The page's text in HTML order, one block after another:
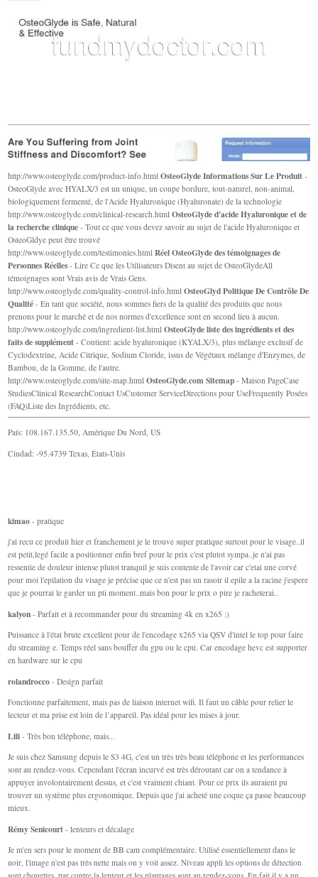
http://www.osteoglyde.com/product-info.htmlOsteoGlyde Informations Sur Le Produit -
OsteoGlyde avec HYALX/3 est un unique, un coupe bordure, tout-naturel, non-animal,
biologiquement fermenté, de l'Acide Hyaluronique (Hyaluronate) de la technologie
http://www.osteoglyde.com/clinical-research.htmlOsteoGlyde d'acide Hyaluronique et de
la recherche clinique - Tout ce que vous devez savoir au sujet de l'acide Hyaluronique et
OsteoGldye peut être trouvé
http://www.osteoglyde.com/testimonies.htmlRéel OsteoGlyde des témoignages de
Personnes Réelles - Lire Ce que les Utilisateurs Disent au sujet de OsteoGlydeAll
témoignages sont Vrais avis de Vrais Gens.
http://www.osteoglyde.com/quality-control-info.htmlOsteoGlyd Politique De Contrôle De
Qualité - En tant que société, nous sommes fiers de la qualité des produits que nous
prenons pour le marché et de nos normes d'excellence sont en second lieu à aucun.
http://www.osteoglyde.com/ingredient-list.htmlOsteoGlyde liste des ingrédients et des
faits de supplément - Contient: acide hyaluronique (KYALX/3), plus mélange exclusif de
Cyclodextrine, Acide Citrique, Sodium Cloride, issus de Végétaux mélange d'Enzymes, de
Bambou, de la Gomme, de l'autre.
http://www.osteoglyde.com/site-map.htmlOsteoGlyde.com Sitemap - Maison PageCase
StudiesClinical ResearchContact UsCustomer ServiceDirections pour UseFrequently Posées
(FAQ)Liste des Ingrédients, etc.
País: 108.167.135.50, Amérique Du Nord, US
Ciudad: -95.4739 Texas, États-Unis
kimao - pratique
j'ai recu ce produit hier et franchement je le trouve super pratique surtout pour le visage..il
est petit,legé facile a positionner enfin bref pour le prix c'est plutot sympa..je n'ai pas
ressentie de douleur intense plutot tranquil je suis contente de l'avoir car c'etai une corvé
pour moi l'epilation du visage je précise que ce n'est pas un rasoir il epile a la racine j'espere
que je pourrai le garder un pti moment..mais bon pour le prix o pire je racheterai..
kalyon - Parfait et à recommander pour du streaming 4k en x265 :)
Puissance à l'état brute excellent pour de l'encodage x265 via QSV d'intel le top pour faire
du streaming e. Temps réel sans bouffer du gpu ou le cpu. Car encodage hevc est supporter
en hardware sur le cpu
rolandrocco - Design parfait
Fonctionne parfaitement, mais pas de liaison internet wifi. Il faut un câble pour relier le
lecteur et ma prise est loin de l’appareil. Pas idéal pour les mises à jour.
Lili - Très bon téléphone, mais...
Je suis chez Samsung depuis le S3 4G, c'est un très très beau téléphone et les performances
sont au rendez-vous. Cependant l'écran incurvé est très déroutant car on a tendance à
appuyer involontairement dessus, et c'est vraiment chiant. Pour ce prix ils auraient pu
trouver un système plus ergonomique. Depuis que j'ai acheté une coque ça passe beaucoup
mieux.
Rémy Senicourt - lenteurs et décalage
Je m'en sers pour le moment de BB cam complémentaire. Utilisé essentiellement dans le
noir, l'image n'est pas très nette mais on y voit assez. Niveau appli les options de détection